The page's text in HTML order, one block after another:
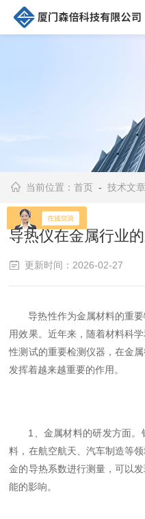
当前位置：首页 -技术文章
导热仪在金属行业
更新时间：2026-02-27
导热性作为金属材料的重
用效果。近年来，随着材料科
性测试的重要检测仪器，在金
发挥着越来越重要的作用。
1、金属材料的研发方面
料，在航空航天、汽车制造等
金的导热系数进行测量，可以
能的影响。